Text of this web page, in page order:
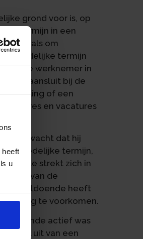
u
grond voor is, op
termijn in een
grond als om
De redelijke termijn
de werknemer in
deze aansluit bij de
of een
en vacatures
verwacht dat hij
een redelijke termijn,
strekt zich in
van de
zich voldoende heeft
ontslag te voorkomen.
actief was
deel uit van een